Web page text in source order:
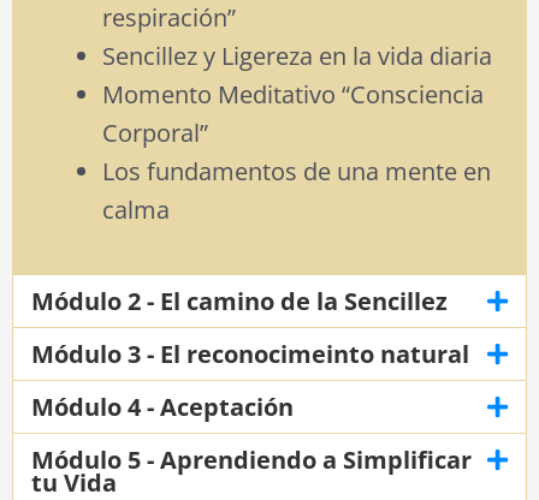
respiración”
Sencillez y Ligereza en la vida diaria
Momento Meditativo “Consciencia
Corporal”
Los fundamentos de una mente en
calma
Módulo 2 - El camino de la Sencillez
Módulo 3 - El reconocimeinto natural
Módulo 4 - Aceptación
Módulo 5 - Aprendiendo a Simplificar
tu Vida